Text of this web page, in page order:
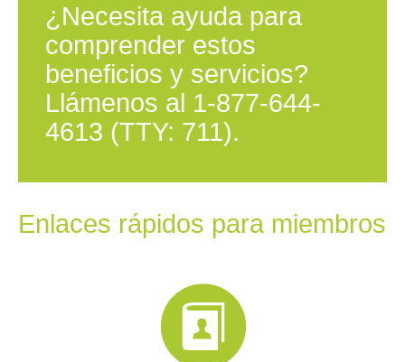
¿Necesita ayuda para
comprender estos
beneficios y servicios?
Llámenos al 1-877-644-
4613 (TTY: 711).
Enlaces rápidos para miembros